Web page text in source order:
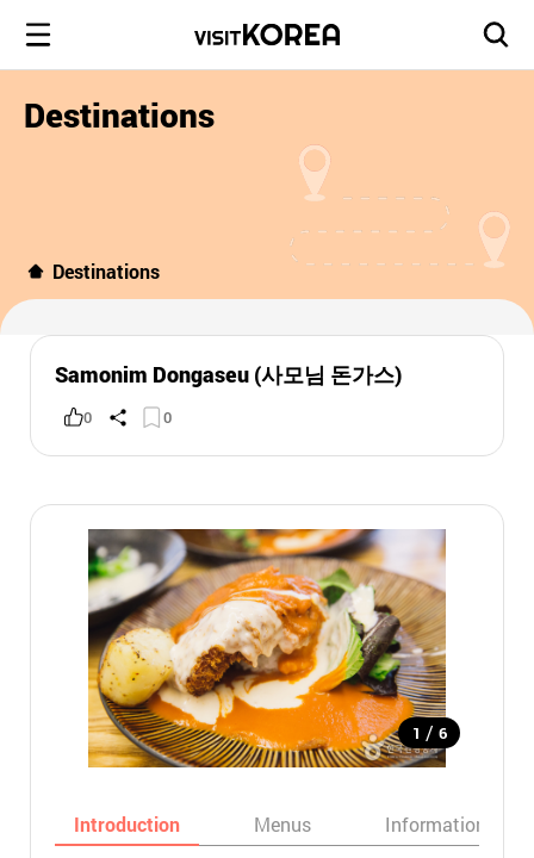
Destinations
Destinations
Samonim Dongaseu (사모님 돈가스)
0 0
1 / 6
Introduction Menus Informations